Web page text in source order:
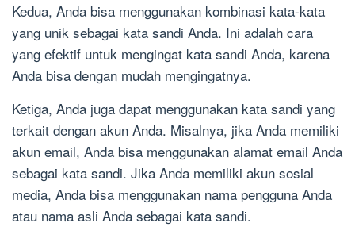
Kedua, Anda bisa menggunakan kombinasi kata-kata
yang unik sebagai kata sandi Anda. Ini adalah cara
yang efektif untuk mengingat kata sandi Anda, karena
Anda bisa dengan mudah mengingatnya.
Ketiga, Anda juga dapat menggunakan kata sandi yang
terkait dengan akun Anda. Misalnya, jika Anda memiliki
akun email, Anda bisa menggunakan alamat email Anda
sebagai kata sandi. Jika Anda memiliki akun sosial
media, Anda bisa menggunakan nama pengguna Anda
atau nama asli Anda sebagai kata sandi.